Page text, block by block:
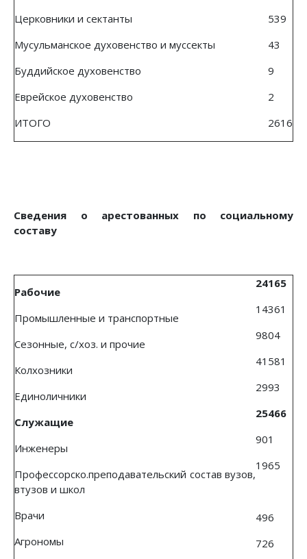
Церковники и сектанты
Мусульманское духовенство и муссекты
Буддийское духовенство
Еврейское духовенство
539
43
9
2
ИТОГО
2616
Сведения о арестованных по социальному
составу
Рабочие
Промышленные и транспортные
Сезонные, с/хоз. и прочие
Колхозники
Единоличники
Служащие
Инженеры
Профессорско.преподавательский состав вузов,
втузов и школ
Врачи
Агрономы
24165
14361
9804
41581
2993
25466
901
1965
496
726